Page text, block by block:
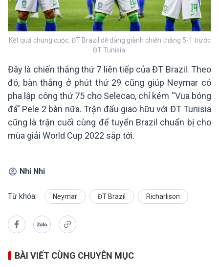
Kết quả chung cuộc, ĐT Brazil dễ dàng giành chiến thắng 5-1 trước
ĐT Tunisia.
Đây là chiến thắng thứ 7 liên tiếp của ĐT Brazil. Theo
đó, bàn thắng ở phút thứ 29 cũng giúp Neymar có
pha lập công thứ 75 cho Selecao, chỉ kém “Vua bóng
đá” Pele 2 bàn nữa. Trận đấu giao hữu với ĐT Tunisia
cũng là trận cuối cùng để tuyển Brazil chuẩn bị cho
mùa giải World Cup 2022 sắp tới.
Nhi Nhi
Từ khóa: Neymar ĐT Brazil Richarlison
BÀI VIẾT CÙNG CHUYÊN MỤC